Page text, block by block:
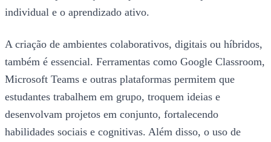
individual e o aprendizado ativo.
A criação de ambientes colaborativos, digitais ou híbridos,
também é essencial. Ferramentas como Google Classroom,
Microsoft Teams e outras plataformas permitem que
estudantes trabalhem em grupo, troquem ideias e
desenvolvam projetos em conjunto, fortalecendo
habilidades sociais e cognitivas. Além disso, o uso de